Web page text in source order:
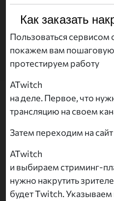
Как заказать
Пользоваться сервисом
покажем вам
протестируем работу
ATwitch
на деле. Первое, что
трансляцию на своем
Затем переходим на сайт
ATwitch
и выбираем стриминг-
нужно накрутить
будет Twitch. Указываем